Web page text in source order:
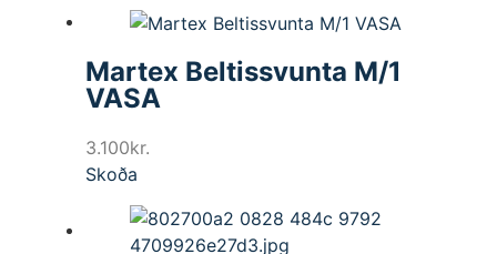
Martex Beltissvunta M/1
VASA
3.100kr.
Skoða